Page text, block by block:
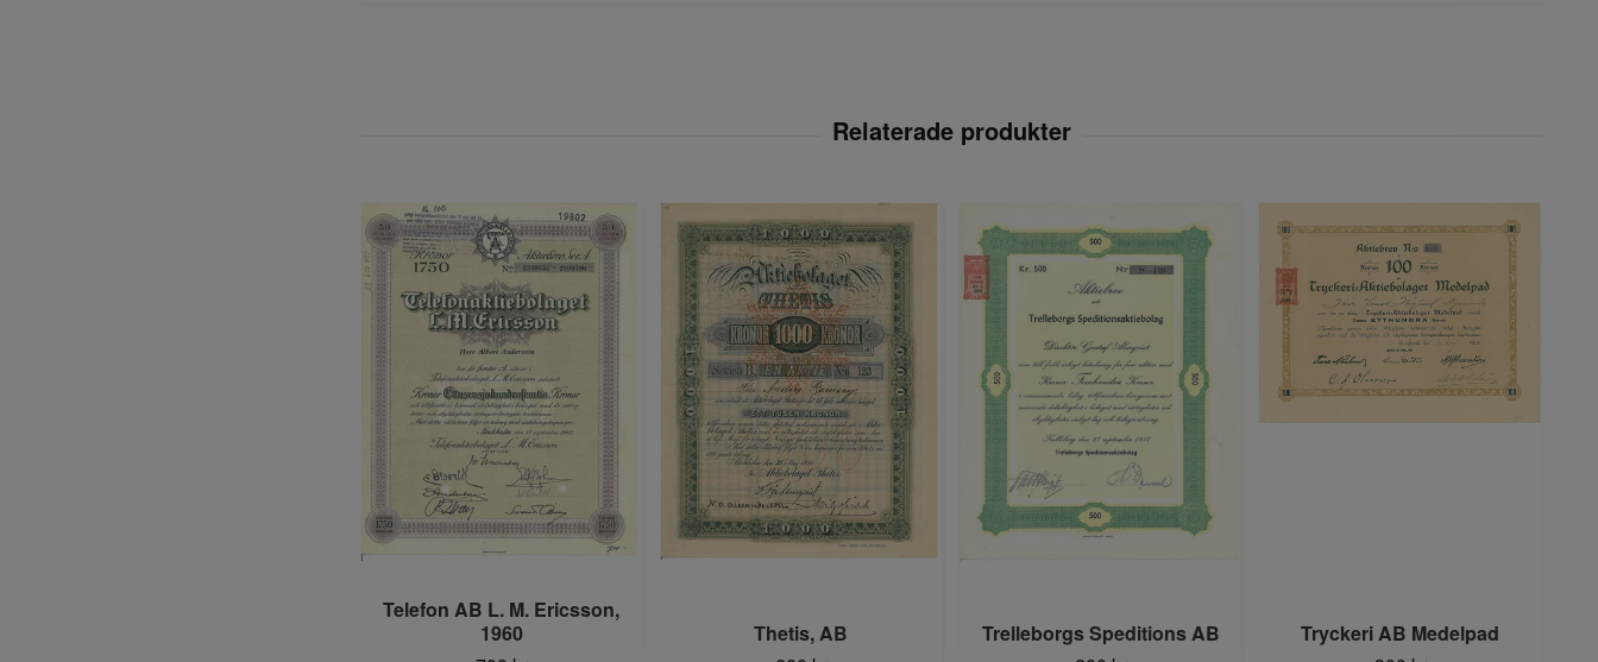
Telefon AB L. M. Ericsson,
1960
Thetis, AB
Trelleborgs Speditions AB
Tryckeri AB Medelpad